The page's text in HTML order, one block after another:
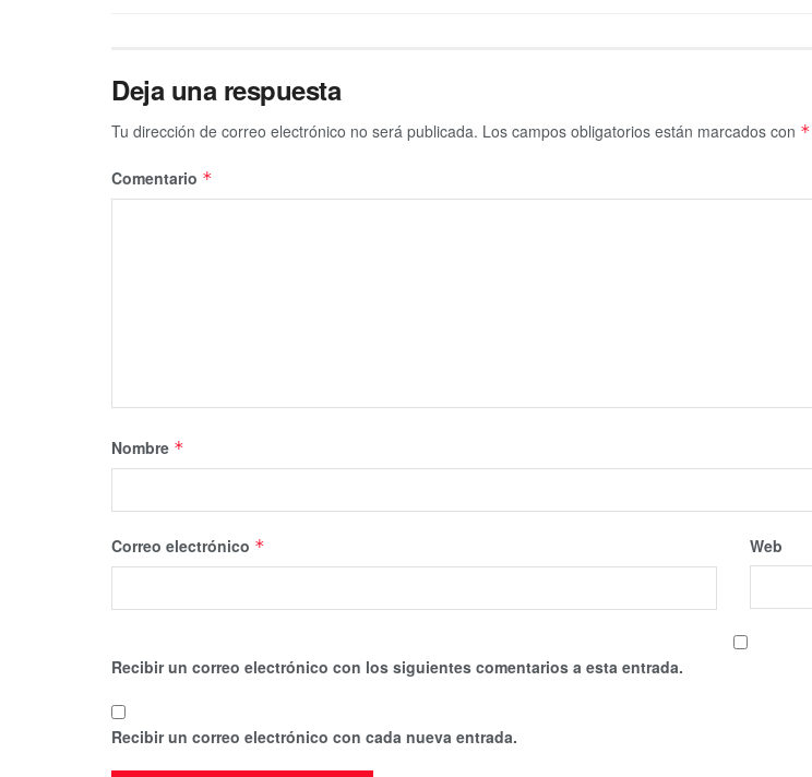
Deja una respuesta
Tu dirección de correo electrónico no será publicada. Los campos obligatorios están marcados con *
Comentario *
Nombre *
Correo electrónico * Web
Recibir un correo electrónico con los siguientes comentarios a esta entrada.
Recibir un correo electrónico con cada nueva entrada.